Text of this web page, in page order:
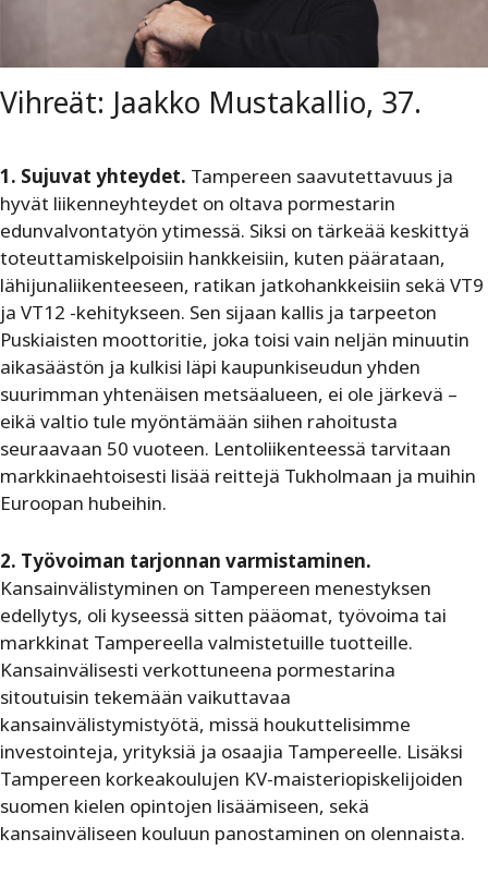
Vihreät: Jaakko Mustakallio, 37.
1. Sujuvat yhteydet. Tampereen saavutettavuus ja
hyvät liikenneyhteydet on oltava pormestarin
edunvalvontatyön ytimessä. Siksi on tärkeää keskittyä
toteuttamiskelpoisiin hankkeisiin, kuten päärataan,
lähijunaliikenteeseen, ratikan jatkohankkeisiin sekä VT9
ja VT12 -kehitykseen. Sen sijaan kallis ja tarpeeton
Puskiaisten moottoritie, joka toisi vain neljän minuutin
aikasäästön ja kulkisi läpi kaupunkiseudun yhden
suurimman yhtenäisen metsäalueen, ei ole järkevä –
eikä valtio tule myöntämään siihen rahoitusta
seuraavaan 50 vuoteen. Lentoliikenteessä tarvitaan
markkinaehtoisesti lisää reittejä Tukholmaan ja muihin
Euroopan hubeihin.
2. Työvoiman tarjonnan varmistaminen.
Kansainvälistyminen on Tampereen menestyksen
edellytys, oli kyseessä sitten pääomat, työvoima tai
markkinat Tampereella valmistetuille tuotteille.
Kansainvälisesti verkottuneena pormestarina
sitoutuisin tekemään vaikuttavaa
kansainvälistymistyötä, missä houkuttelisimme
investointeja, yrityksiä ja osaajia Tampereelle. Lisäksi
Tampereen korkeakoulujen KV-maisteriopiskelijoiden
suomen kielen opintojen lisäämiseen, sekä
kansainväliseen kouluun panostaminen on olennaista.